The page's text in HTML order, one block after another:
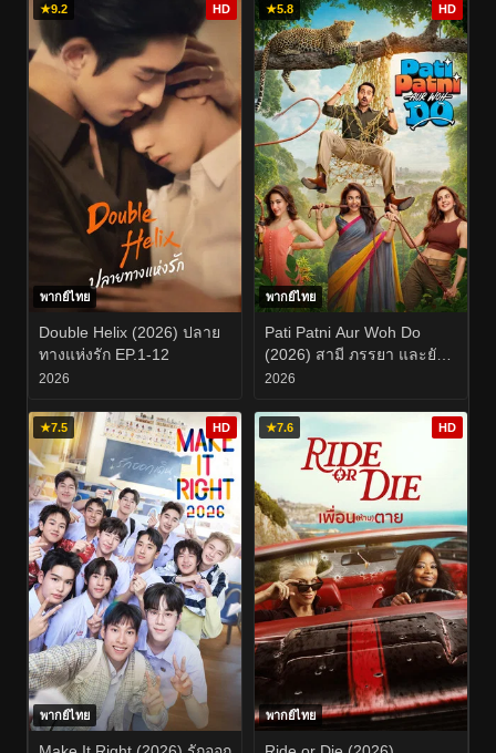
★9.2 HD
พากย์ไทย
Double Helix (2026) ปลาย
ทางแห่งรัก EP.1-12
2026
★5.8 HD
พากย์ไทย
Pati Patni Aur Woh Do
(2026) สามี ภรรยา และยัย
สองสาวตัวป่วน
2026
★7.5 HD
พากย์ไทย
★7.6 HD
พากย์ไทย